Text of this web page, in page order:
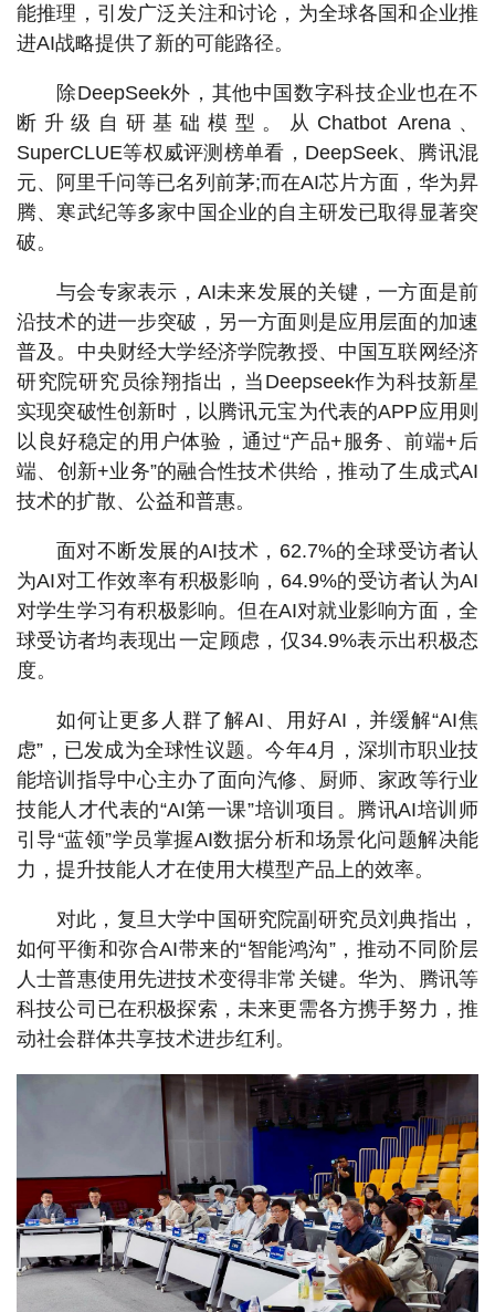
能推理，引发广泛关注和讨论，为全球各国和企业推
进AI战略提供了新的可能路径。
除DeepSeek外，其他中国数字科技企业也在不
断升级自研基础模型。从Chatbot Arena、
SuperCLUE等权威评测榜单看，DeepSeek、腾讯混
元、阿里千问等已名列前茅;而在AI芯片方面，华为昇
腾、寒武纪等多家中国企业的自主研发已取得显著突
破。
与会专家表示，AI未来发展的关键，一方面是前
沿技术的进一步突破，另一方面则是应用层面的加速
普及。中央财经大学经济学院教授、中国互联网经济
研究院研究员徐翔指出，当Deepseek作为科技新星
实现突破性创新时，以腾讯元宝为代表的APP应用则
以良好稳定的用户体验，通过“产品+服务、前端+后
端、创新+业务”的融合性技术供给，推动了生成式AI
技术的扩散、公益和普惠。
面对不断发展的AI技术，62.7%的全球受访者认
为AI对工作效率有积极影响，64.9%的受访者认为AI
对学生学习有积极影响。但在AI对就业影响方面，全
球受访者均表现出一定顾虑，仅34.9%表示出积极态
度。
如何让更多人群了解AI、用好AI，并缓解“AI焦
虑”，已发成为全球性议题。今年4月，深圳市职业技
能培训指导中心主办了面向汽修、厨师、家政等行业
技能人才代表的“AI第一课”培训项目。腾讯AI培训师
引导“蓝领”学员掌握AI数据分析和场景化问题解决能
力，提升技能人才在使用大模型产品上的效率。
对此，复旦大学中国研究院副研究员刘典指出，
如何平衡和弥合AI带来的“智能鸿沟”，推动不同阶层
人士普惠使用先进技术变得非常关键。华为、腾讯等
科技公司已在积极探索，未来更需各方携手努力，推
动社会群体共享技术进步红利。